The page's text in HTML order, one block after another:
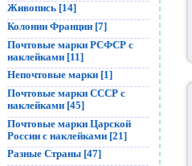
Живопись [14]
Колонии Франции [7]
Почтовые марки РСФСР с
наклейками [11]
Непочтовые марки [1]
Почтовые марки СССР с
наклейками [45]
Почтовые марки Царской
России с наклейками [21]
Разные Страны [47]